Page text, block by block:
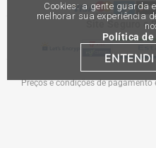
Cookies: a gente
melhorar sua experiência
Política
Site Seguro e
Preços e condições de